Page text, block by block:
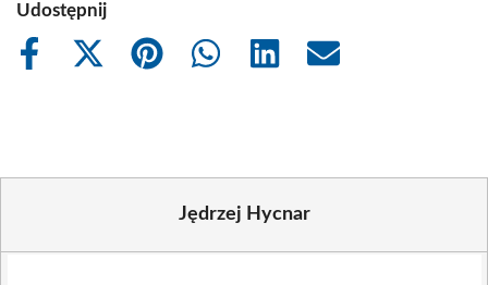
Udostępnij
Share
Share
Share
Share
Share
Share
Jędrzej Hycnar